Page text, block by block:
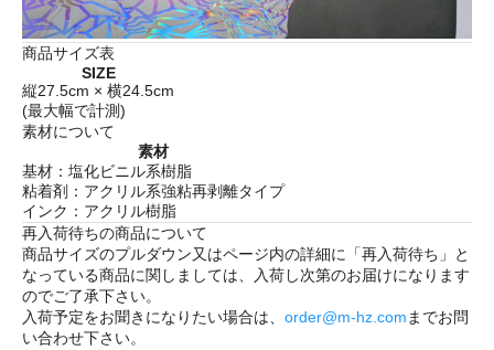
商品サイズ表
SIZE
縦27.5cm × 横24.5cm
(最大幅で計測)
素材について
素材
基材：塩化ビニル系樹脂
粘着剤：アクリル系強粘再剥離タイプ
インク：アクリル樹脂
再入荷待ちの商品について
商品サイズのプルダウン又はページ内の詳細に「再入荷待ち 」と
なっている商品に関しましては、入荷し次第のお届けになります
のでご了承下さい。
入荷予定をお聞きになりたい場合は、 order@m-hz.com までお問
い合わせ下さい。